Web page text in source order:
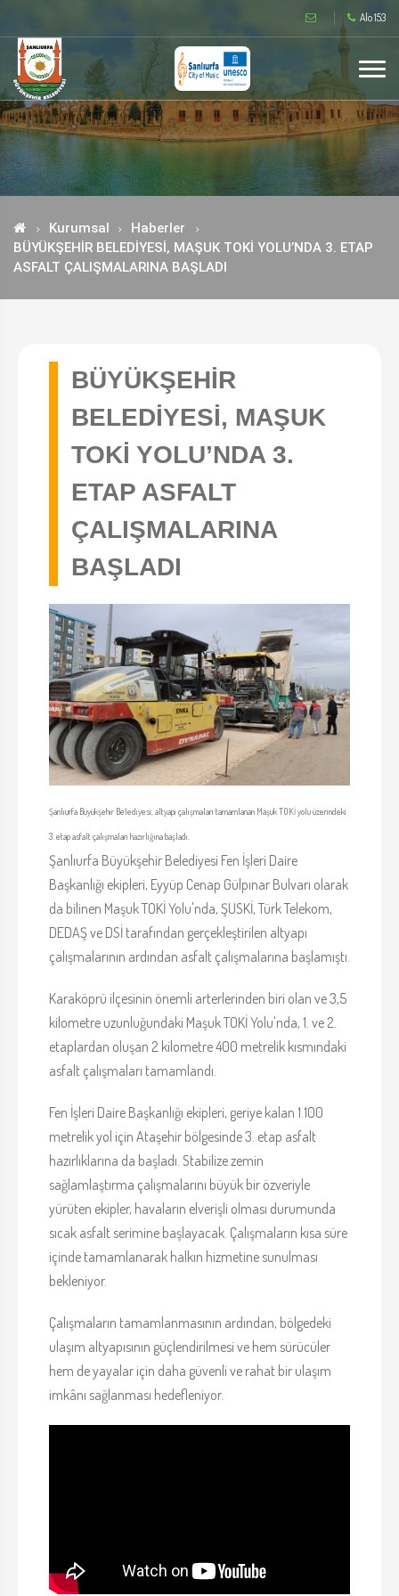
Alo 153
Kurumsal
Haberler
BÜYÜKŞEHİR BELEDİYESİ, MAŞUK TOKİ YOLU’NDA 3. ETAP
ASFALT ÇALIŞMALARINA BAŞLADI
BÜYÜKŞEHİR
BELEDİYESİ, MAŞUK
TOKİ YOLU’NDA 3.
ETAP ASFALT
ÇALIŞMALARINA
BAŞLADI
Şanlıurfa Büyükşehir Belediyesi, altyapı çalışmaları tamamlanan Maşuk TOKİ yolu üzerindeki
3. etap asfalt çalışmaları hazırlığına başladı.
Şanlıurfa Büyükşehir Belediyesi Fen İşleri Daire
Başkanlığı ekipleri, Eyyüp Cenap Gülpınar Bulvarı olarak
da bilinen Maşuk TOKİ Yolu'nda, ŞUSKİ, Türk Telekom,
DEDAŞ ve DSİ tarafından gerçekleştirilen altyapı
çalışmalarının ardından asfalt çalışmalarına başlamıştı.
Karaköprü ilçesinin önemli arterlerinden biri olan ve 3,5
kilometre uzunluğundaki Maşuk TOKİ Yolu'nda, 1. ve 2.
etaplardan oluşan 2 kilometre 400 metrelik kısmındaki
asfalt çalışmaları tamamlandı.
Fen İşleri Daire Başkanlığı ekipleri, geriye kalan 1.100
metrelik yol için Ataşehir bölgesinde 3. etap asfalt
hazırlıklarına da başladı. Stabilize zemin
sağlamlaştırma çalışmalarını büyük bir özveriyle
yürüten ekipler, havaların elverişli olması durumunda
sıcak asfalt serimine başlayacak. Çalışmaların kısa süre
içinde tamamlanarak halkın hizmetine sunulması
bekleniyor.
Çalışmaların tamamlanmasının ardından, bölgedeki
ulaşım altyapısının güçlendirilmesi ve hem sürücüler
hem de yayalar için daha güvenli ve rahat bir ulaşım
imkânı sağlanması hedefleniyor.